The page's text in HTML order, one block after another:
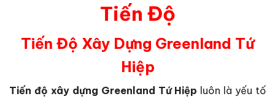
Tiến Độ
Tiến Độ Xây Dựng Greenland Tứ
Hiệp
Tiến độ xây dựng Greenland Tứ Hiệp luôn là yếu tố